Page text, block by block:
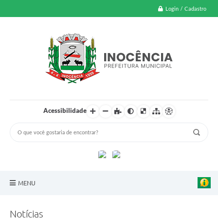
Login / Cadastro
Acessibilidade
MENU
Notícias